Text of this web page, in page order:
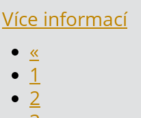
Více informací
«
1
2